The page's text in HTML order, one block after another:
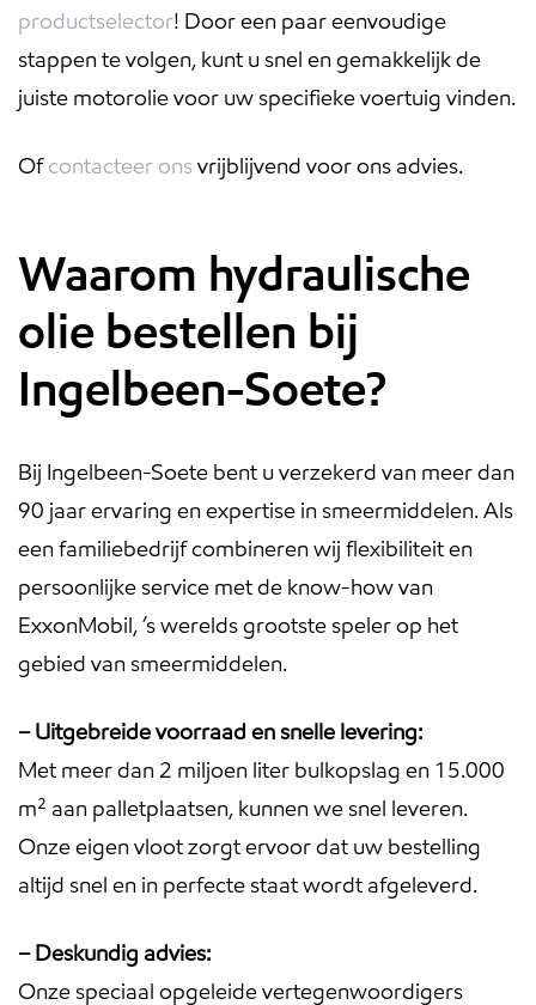
productselector! Door een paar eenvoudige
stappen te volgen, kunt u snel en gemakkelijk de
juiste motorolie voor uw specifieke voertuig vinden.
Ofcontacteer onsvrijblijvend voor ons advies.
Waarom hydraulische
olie bestellen bij
Ingelbeen-Soete?
Bij Ingelbeen-Soete bent u verzekerd van meer dan
90 jaar ervaring en expertise in smeermiddelen. Als
een familiebedrijf combineren wij flexibiliteit en
persoonlijke service met de know-how van
ExxonMobil, ’s werelds grootste speler op het
gebied van smeermiddelen.
– Uitgebreide voorraad en snelle levering:
Met meer dan 2 miljoen liter bulkopslag en 15.000
m² aan palletplaatsen, kunnen we snel leveren.
Onze eigen vloot zorgt ervoor dat uw bestelling
altijd snel en in perfecte staat wordt afgeleverd.
– Deskundig advies:
Onze speciaal opgeleide vertegenwoordigers